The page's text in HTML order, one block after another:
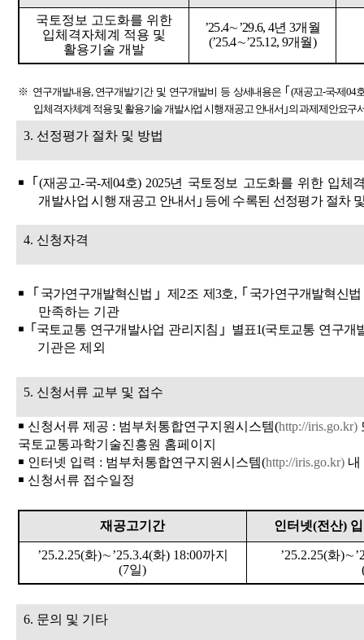
국토정보 고도화를 위한
입체격자체계 적용 및
활용기술 개발
’25.4∼’29.6, 4년3개월
(’25.4∼’25.12, 9개월)
※ 연구개발내용, 연구개발기간 및 연구개발비 등 상세내용은 ｢ (재공고-국-제04
입체격자체계 적용 및 활용기술 개발사업 시행 재공고 안내서 ｣의 과제제안요구
3. 선정평가 절차 및 방법
￭ ｢(재공고-국-제 04호) 2025년 국토정보 고도화를 위한 입체
개발사업 시행 재공고 안내서 ｣ 등에 수록된 선정평가 절차
4. 신청자격
￭ ｢ 국가연구개발혁신법 ｣제 2조 제3호, ｢ 국가연구개발혁신
만족하는 기관
￭ ｢ 국토교통 연구개발사업 관리지침 ｣ 별표1(국토교통 연구개
기관은 제외
5. 신청서류 교부 및 접수
￭ 신청서류 제공 : 범부처통합연구지원시스템(http://iris.go.kr)
국토교통과학기술진흥원 홈페이지
￭ 인터넷 입력 : 범부처통합연구지원시스템(http://iris.go.kr) 내
￭ 신청서류 접수일정
재공고기간 인터넷(전산)
’25.2.25(화)∼’25.3.4(화) 18:00까지
(7일)
’25.2.25(화)∼
6. 문의 및 기타